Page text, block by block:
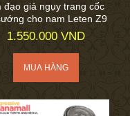
đạo giả ngụy trang cốc
cho nam Leten Z9
1.550.000 VND